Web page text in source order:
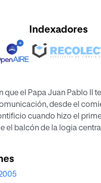
Indexadores
que el Papa Juan Pablo II
desde el
cuando hizo el
el balcón de la logia